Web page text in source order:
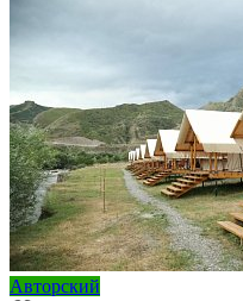
Авторский